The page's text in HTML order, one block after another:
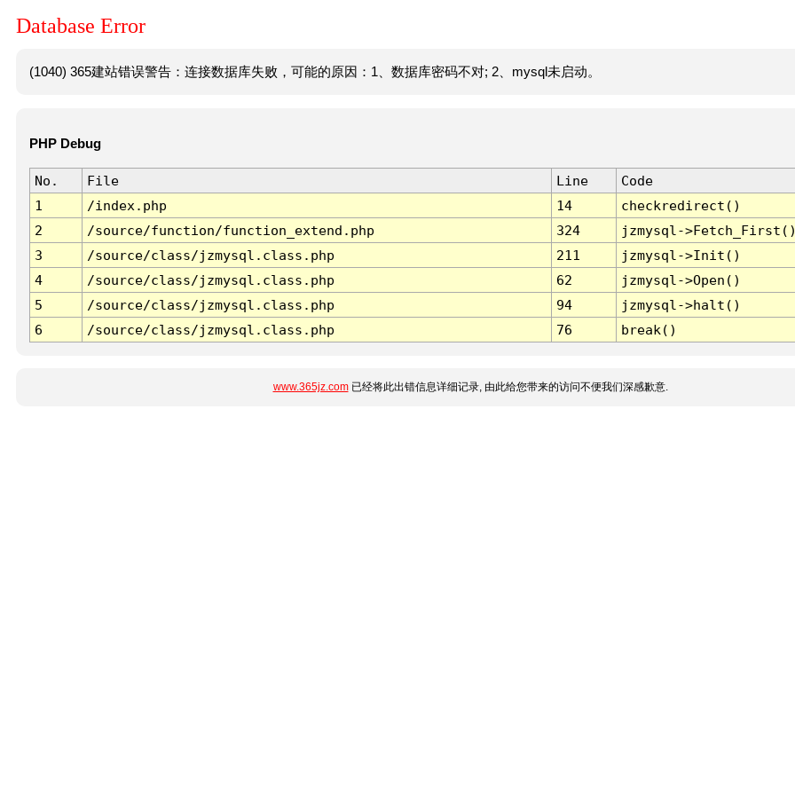
Database Error
(1040) 365建站错误警告：连接数据库失败，可能的原因：1、数据库密码不对; 2、mysql未启动。
PHP Debug
No. File Line
Code
1
/index.php 14
checkredirect()
2
/source/function/function_extend.php 324
jzmysql-
3
/source/class/jzmysql.class.php 211
jzmysql->Init()
4
/source/class/jzmysql.class.php 62
jzmysql->Open()
5
/source/class/jzmysql.class.php 94
jzmysql->halt()
6
/source/class/jzmysql.class.php 76 break()
www.365jz.com已经将此出错信息详细记录, 由此给您带来的访问不便我们深感歉意.